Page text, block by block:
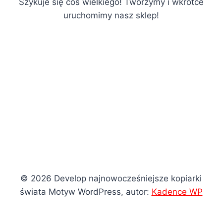
uruchomimy nasz sklep!
© 2026 Develop najnowocześniejsze kopiarki
świata Motyw WordPress, autor: Kadence WP